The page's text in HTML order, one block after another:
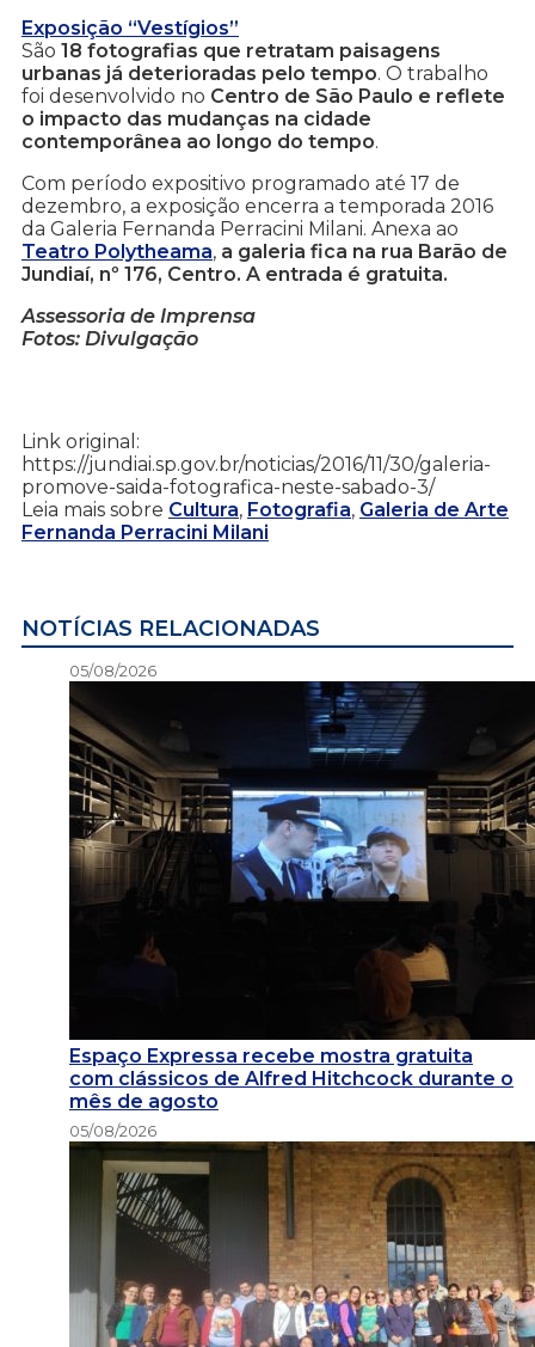
Exposição “Vestígios”
São 18 fotografias que retratam paisagens
urbanas já deterioradas pelo tempo. O trabalho
foi desenvolvido no Centro de São Paulo e reflete
o impacto das mudanças na cidade
contemporânea ao longo do tempo.
Com período expositivo programado até 17 de
dezembro, a exposição encerra a temporada 2016
da Galeria Fernanda Perracini Milani. Anexa ao
Teatro Polytheama, a galeria fica na rua Barão de
Jundiaí, nº 176, Centro. A entrada é gratuita.
Assessoria de Imprensa
Fotos: Divulgação
Link original:
https://jundiai.sp.gov.br/noticias/2016/11/30/galeria-
promove-saida-fotografica-neste-sabado-3/
Leia mais sobre Cultura, Fotografia, Galeria de Arte
Fernanda Perracini Milani
NOTÍCIAS RELACIONADAS
05/08/2026
Espaço Expressa recebe mostra gratuita
com clássicos de Alfred Hitchcock durante o
mês de agosto
05/08/2026